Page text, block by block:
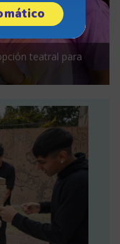
teatral para